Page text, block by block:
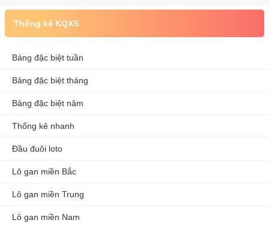
Thống kê KQXS
Bảng đặc biệt tuần
Bảng đặc biệt tháng
Bảng đặc biệt năm
Thống kê nhanh
Đầu đuôi loto
Lô gan miền Bắc
Lô gan miền Trung
Lô gan miền Nam